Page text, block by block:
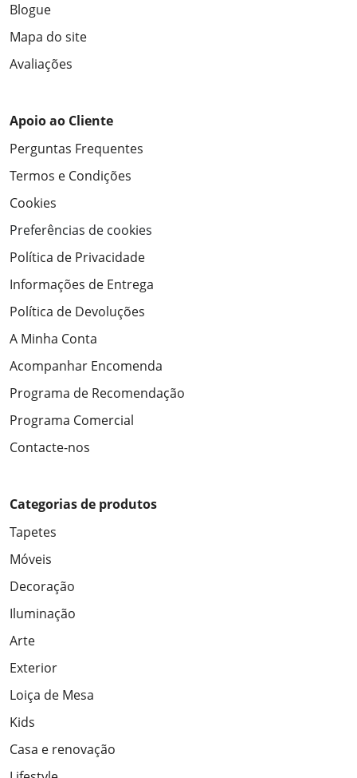
Blogue
Mapa do site
Avaliações
Apoio ao Cliente
Perguntas Frequentes
Termos e Condições
Cookies
Preferências de cookies
Política de Privacidade
Informações de Entrega
Política de Devoluções
A Minha Conta
Acompanhar Encomenda
Programa de Recomendação
Programa Comercial
Contacte-nos
Categorias de produtos
Tapetes
Móveis
Decoração
Iluminação
Arte
Exterior
Loiça de Mesa
Kids
Casa e renovação